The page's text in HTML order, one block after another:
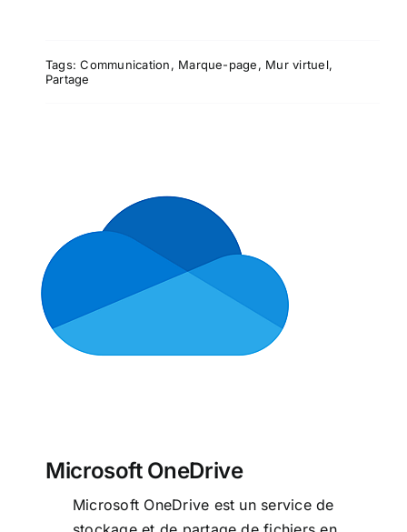
Tags:Communication, Marque-page, Mur virtuel,
Partage
Microsoft OneDrive
Microsoft OneDrive
Microsoft OneDrive est un service de